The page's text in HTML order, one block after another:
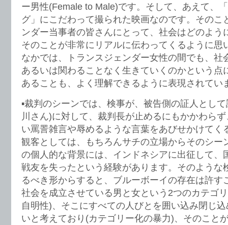
ー男性(Female to Male)です。そして、あえて、
グ」にこだわって撮られた映画なのです。そのこ
ンダー当事者の皆さんにとって、社会はどのよう
そのことが非常にリアルに伝わってくるように思
なかでは、トランスジェンダー女性の間でも、社
あるいは関わることなく生きていくのかという点
あることも、よく理解できるように表現されてい
▪️裁判のシーンでは、検事が、被告側の証人とし
川さん)に対して、裁判長が止めるにもかかわら
い罵詈雑言や辱めるような言葉をあびせかけてく
観客としては、もちろんサチの立場からそのシー
の個人的な背景には、インドネシアに出征して、
戦友を失ったという経験があります。そのような
るべき形からすると、ブルーボーイの存在は許す
社会を成立させている男と女という2つのカテゴ
自明性)、そこにすべての人びとを囲い込み閉じ
いと考えており(カテゴリー化の暴力)、そのこと